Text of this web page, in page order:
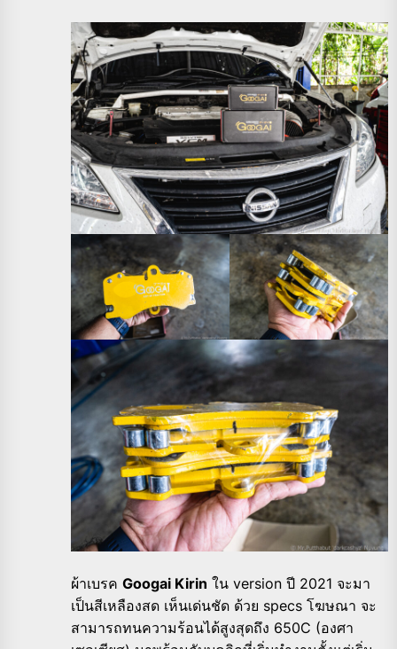
ผ้าเบรค Googai Kirin ใน version ปี 2021 จะมา
เป็นสีเหลืองสด เห็นเด่นชัด ด้วย specs โฆษณา จะ
สามารถทนความร้อนได้สูงสุดถึง 650C (องศา